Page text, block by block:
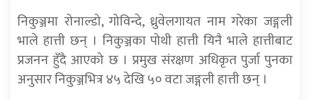
निकुञ्जमा रोनाल्डो, गोविन्दे, ध्रुवेलगायत नाम गरेका जङ्गली
भाले हात्ती छन् । निकुञ्जका पोथी हात्ती यिनै भाले हात्तीबाट
प्रजनन हुँदै आएको छ । प्रमुख संरक्षण अधिकृत पुर्जा पुनका
अनुसार निकुञ्जभित्र ४५ देखि ५० वटा जङ्गली हात्ती छन् ।